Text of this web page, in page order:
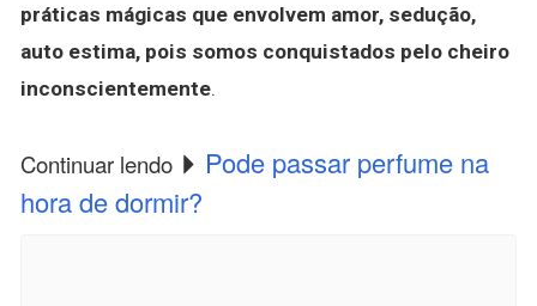
práticas mágicas que envolvem amor, sedução,
auto estima, pois somos conquistados pelo cheiro
inconscientemente.
Continuar lendo
Pode passar perfume na
hora de dormir?